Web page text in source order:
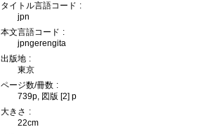
タイトル言語コード
jpn
本文言語コード
jpngerengita
出版地
東京
ページ数/冊数
739p, 図版 [2] p
大きさ
22cm